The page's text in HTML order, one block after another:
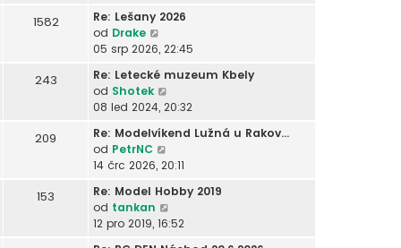
k
ě
e
k
ř
s
ě
e
k
n
í
p
ř
í
s
ě
v
e
k
s
l
e
d
n
í
p
ř
í
s
ě
v
e
k
i
t
p
s
l
e
d
n
í
p
ř
í
s
r
z
i
t
p
s
l
e
n
í
p
1582
Re: Lešany 2026
od Drake
o
r
a
z
i
t
p
s
l
e
05 srp 2026, 22:45
243
Re: Letecké muzeum Kbely
od Shotek
o
r
z
i
t
p
08 led 2024, 20:32
209
Re: Modelvíkend Lužná u Rakov…
od PetrNC
o
r
a
z
i
14 črc 2026, 20:11
153
Re: Model Hobby 2019
od tankan
o
12 pro 2019, 16:52